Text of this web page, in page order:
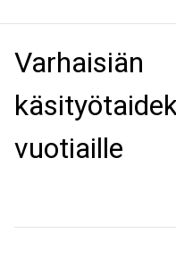
Varhaisiän
vuotiaille